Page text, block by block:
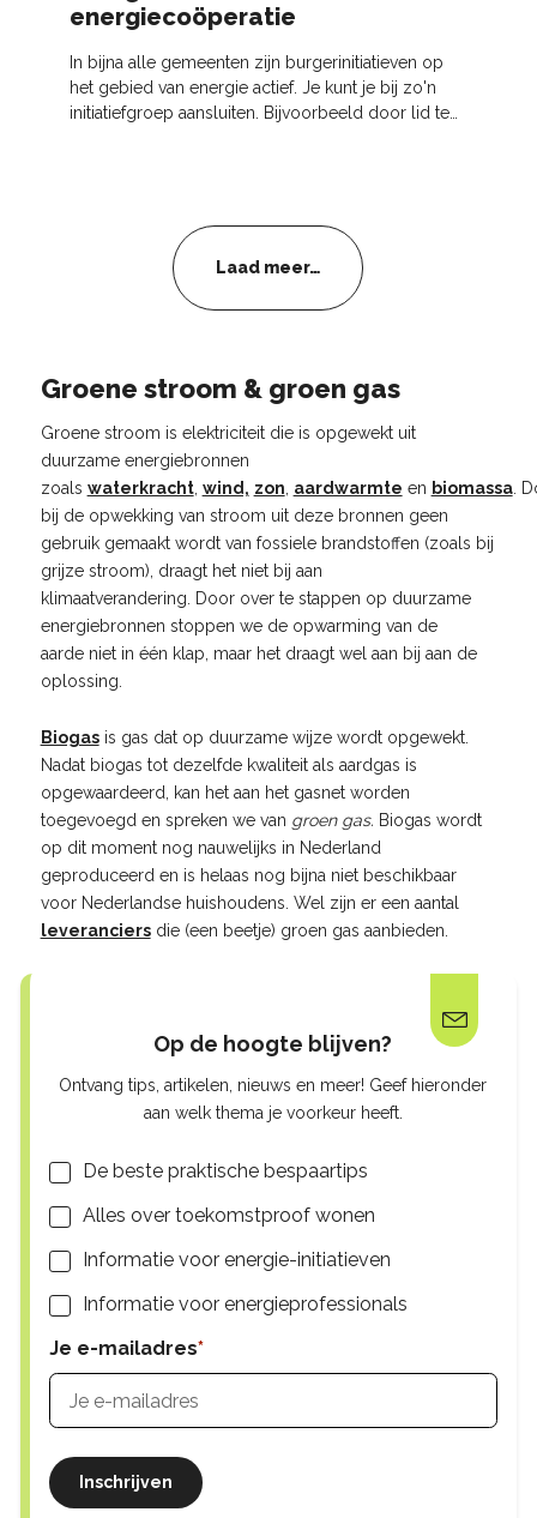
energiecoöperatie
In bijna alle gemeenten zijn burgerinitiatieven op
het gebied van energie actief. Je kunt je bij zo'n
initiatiefgroep aansluiten. Bijvoorbeeld door lid te
Laad meer…
Groene stroom & groen gas
Groene stroom is elektriciteit die is opgewekt uit
duurzame energiebronnen
zoals waterkracht, wind, zon aardwarmte en biomassa.
bij de opwekking van stroom uit deze bronnen geen
gebruik gemaakt wordt van fossiele brandstoffen (zoals bij
grijze stroom), draagt het niet bij aan
klimaatverandering. Door over te stappen op duurzame
energiebronnen stoppen we de opwarming van de
aarde niet in één klap, maar het draagt wel aan bij aan de
oplossing.
Biogasis gas dat op duurzame wijze wordt opgewekt.
Nadat biogas tot dezelfde kwaliteit als aardgas is
opgewaardeerd, kan het aan het gasnet worden
toegevoegd en spreken we van groen gas. Biogas wordt
op dit moment nog nauwelijks in Nederland
geproduceerd en is helaas nog bijna niet beschikbaar
voor Nederlandse huishoudens. Wel zijn er een aantal
leveranciersdie (een beetje) groen gas aanbieden.
Op de hoogte blijven?
Ontvang tips, artikelen, nieuws en meer! Geef hieronder
aan welk thema je voorkeur heeft.
LijstenDe beste praktische bespaartips
Alles over toekomstproof wonen
Informatie voor energie-initiatieven
Informatie voor energieprofessionals
Je e-mailadres
Inschrijven